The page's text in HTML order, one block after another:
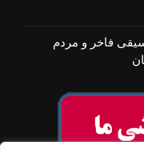
فاخر و مردم